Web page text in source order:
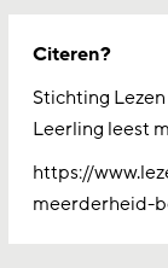
Citeren?
Stichting
Leerling leest
https://
meerderheid-